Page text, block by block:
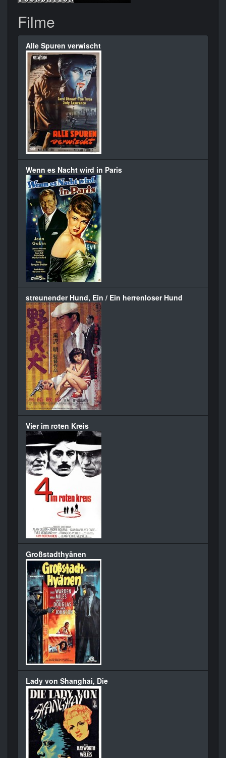
Filme
Alle Spuren verwischt
Wenn es Nacht wird in Paris
streunender Hund, Ein / Ein herrenloser Hund
Vier im roten Kreis
Großstadthyänen
Lady von Shanghai, Die